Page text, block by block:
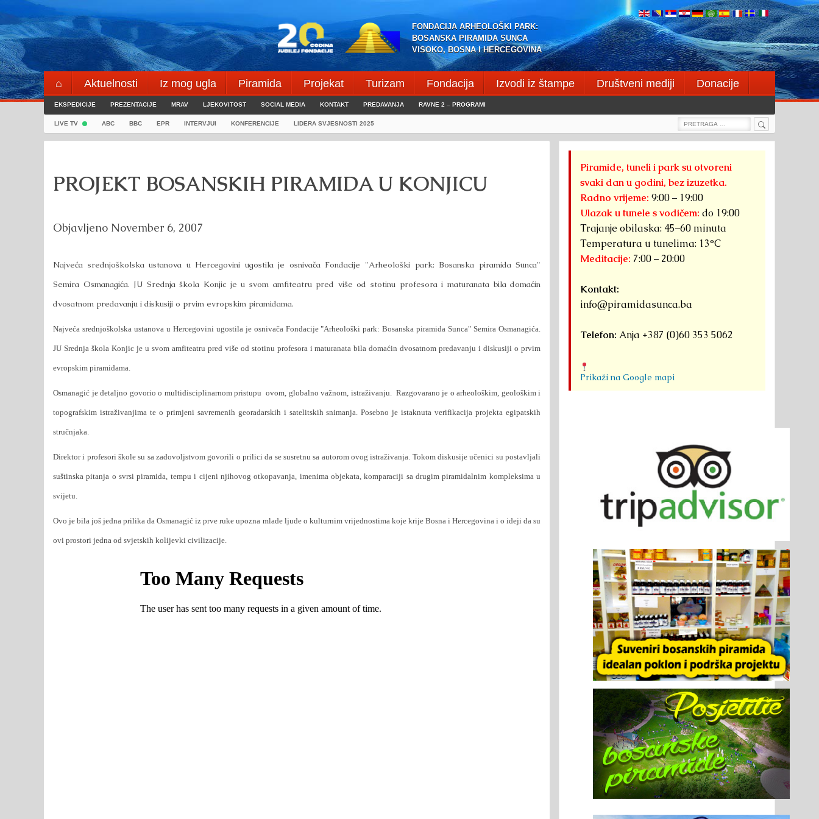
Skip
to
content
FONDACIJA ARHEOLOŠKI PARK:
BOSANSKA PIRAMIDA SUNCA
VISOKO, BOSNA I HERCEGOVINA
⌂ Aktuelnosti Iz mog ugla Piramida Projekat Turizam Fondacija Izvodi iz štampe Društveni mediji
Donacije
Blogeri
⌖
EKSPEDICIJE PREZENTACIJE MRAV LJEKOVITOST SOCIAL MEDIA KONTAKT PREDAVANJA RAVNE 2 – PROGRAMI
LIVE TV ABC BBC EPR INTERVJUI KONFERENCIJE LIDERA SVJESNOSTI 2025
Search
Search
PROJEKT BOSANSKIH PIRAMIDA U KONJICU
Objavljeno November 6, 2007
Najveća srednjoškolska ustanova u Hercegovini ugostila je osnivača Fondacije "Arheološki park: Bosanska piramida Sunca"
Semira Osmanagića. JU Srednja škola Konjic je u svom amfiteatru pred više od stotinu profesora i maturanata bila domaćin
dvosatnom predavanju i diskusiji o prvim evropskim piramidama.
Najveća srednjoškolska ustanova u Hercegovini ugostila je osnivača Fondacije "Arheološki park: Bosanska piramida Sunca" Semira Osmanagića.
JU Srednja škola Konjic je u svom amfiteatru pred više od stotinu profesora i maturanata bila domaćin dvosatnom predavanju i diskusiji o prvim
evropskim piramidama.
Osmanagić je detaljno govorio o multidisciplinarnom pristupu ovom, globalno važnom, istraživanju. Razgovarano je o arheološkim, geološkim i
topografskim istraživanjima te o primjeni savremenih georadarskih i satelitskih snimanja. Posebno je istaknuta verifikacija projekta egipatskih
stručnjaka.
Direktor i profesori škole su sa zadovoljstvom govorili o prilici da se susretnu sa autorom ovog istraživanja. Tokom diskusije učenici su postavljali
suštinska pitanja o svrsi piramida, tempu i cijeni njihovog otkopavanja, imenima objekata, komparaciji sa drugim piramidalnim kompleksima u
svijetu.
Ovo je bila još jedna prilika da Osmanagić iz prve ruke upozna mlade ljude o kulturnim vrijednostima koje krije Bosna i Hercegovina i o ideji da su
ovi prostori jedna od svjetskih kolijevki civilizacije.
Piramide, tuneli i park su otvoreni
svaki dan u godini, bez izuzetka.
Radno vrijeme: 9:00 – 19:00
Ulazak u tunele s vodičem: do 19:00
Trajanje obilaska: 45–60 minuta
Temperatura u tunelima: 13°C
Meditacije: 7:00 – 20:00
Kontakt:
info@piramidasunca.ba
Telefon: Anja +387 (0)60 353 5062
Prikaži na Google mapi